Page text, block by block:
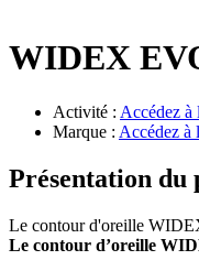
WIDEX
Activité : Accédez à
Marque : Accédez à
Présentation du
Le contour d'oreille
Le contour d’oreille